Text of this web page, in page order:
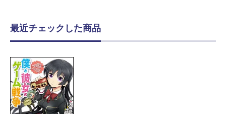
最近チェックした商品